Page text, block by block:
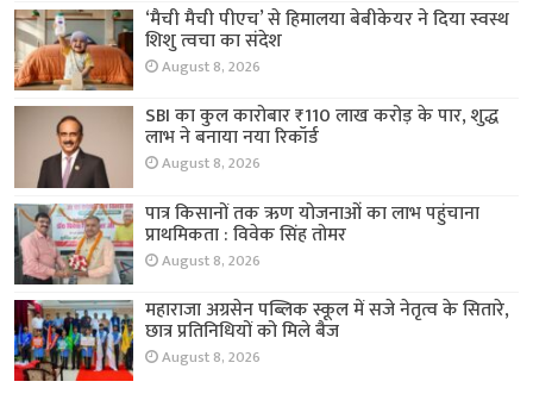
‘मैची मैची पीएच’ से हिमालया बेबीकेयर ने दिया स्वस्थ
शिशु त्वचा का संदेश
August 8, 2026
SBI का कुल कारोबार ₹110 लाख करोड़ के पार, शुद्ध
लाभ ने बनाया नया रिकॉर्ड
August 8, 2026
पात्र किसानों तक ऋण योजनाओं का लाभ पहुंचाना
प्राथमिकता : विवेक सिंह तोमर
August 8, 2026
महाराजा अग्रसेन पब्लिक स्कूल में सजे नेतृत्व के सितारे,
छात्र प्रतिनिधियों को मिले बैज
August 8, 2026